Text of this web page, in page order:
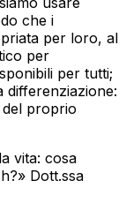
che i
per loro, al
per
per tutti;
differenziazione:
del proprio
vita: cosa
Dott.ssa